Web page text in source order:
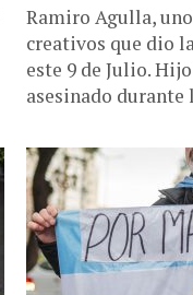
Ramiro Agulla,
creativos que dio
este 9 de Julio.
asesinado durante